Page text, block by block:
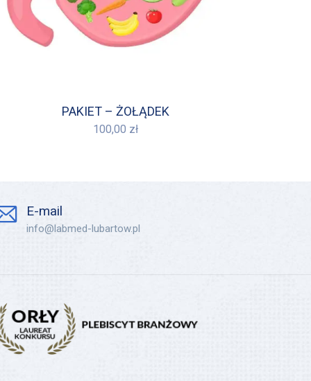
PAKIET – ŻOŁĄDEK
100,00 zł
E-mail
info@labmed-lubartow.pl